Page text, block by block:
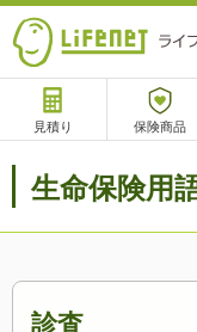
見積り 保険商品
サポート
生命保険用
診査